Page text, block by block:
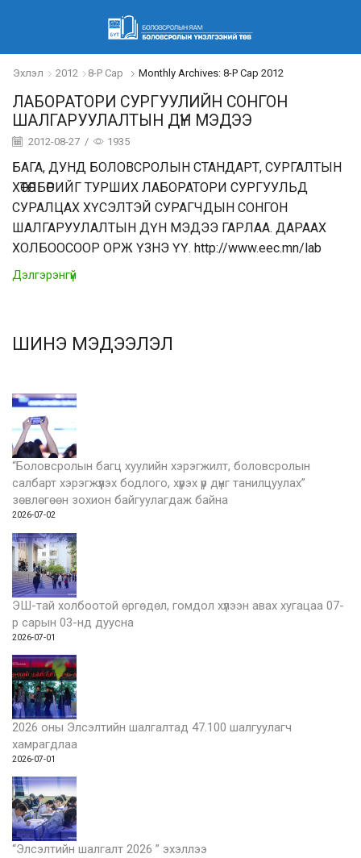
Эхлэл 2012 8-Р Сар Monthly Archives: 8-Р Сар 2012
ЛАБОРАТОРИ СУРГУУЛИЙН СОНГОН
ШАЛГАРУУЛАЛТЫН ДҮН МЭДЭЭ
2012-08-27 / 1935
БАГА, ДУНД БОЛОВСРОЛЫН СТАНДАРТ, СУРГАЛТЫН
ХӨТӨЛБӨРИЙГ ТУРШИХ ЛАБОРАТОРИ СУРГУУЛЬД
СУРАЛЦАХ ХҮСЭЛТЭЙ СУРАГЧДЫН СОНГОН
ШАЛГАРУУЛАЛТЫН ДҮН МЭДЭЭ ГАРЛАА. ДАРААХ
ХОЛБООСООР ОРЖ ҮЗНЭ ҮҮ. http://www.eec.mn/lab
Дэлгэрэнгүй
ШИНЭ МЭДЭЭЛЭЛ
“Боловсролын багц хуулийн хэрэгжилт, боловсролын
салбарт хэрэгжүүлэх бодлого, хүрэх үр дүнг танилцуулах”
зөвлөгөөн зохион байгуулагдаж байна
2026-07-02
ЭШ-тай холбоотой өргөдөл, гомдол хүлээн авах хугацаа 07-
р сарын 03-нд дуусна
2026-07-01
2026 оны Элсэлтийн шалгалтад 47.100 шалгуулагч
хамрагдлаа
2026-07-01
“Элсэлтийн шалгалт 2026 ” эхэллээ